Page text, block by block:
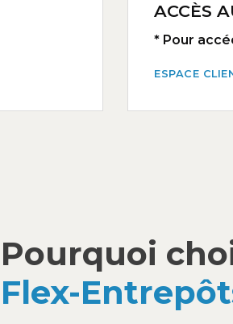
ACCÈS
* Pour
ESPACE
Pourquoi
Flex-